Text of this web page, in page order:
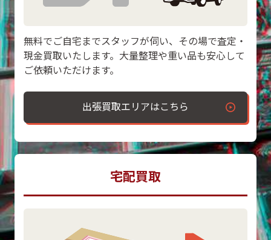
無料でご自宅までスタッフが伺い、その場で査定・
現金買取いたします。大量整理や重い品も安心して
ご依頼いただけます。
出張買取エリアはこちら
宅配買取